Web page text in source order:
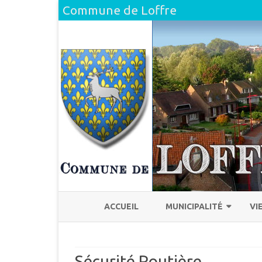
Commune de Loffre
ACCUEIL MUNICIPALITÉ
COMPTE RENDU DU CONSEIL